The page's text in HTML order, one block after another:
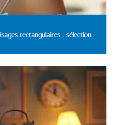
rectangulaires : sélection